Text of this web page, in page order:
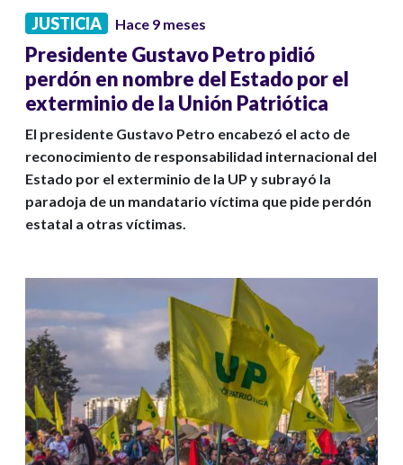
JUSTICIA Hace 9 meses
Presidente Gustavo Petro pidió
perdón en nombre del Estado por el
exterminio de la Unión Patriótica
El presidente Gustavo Petro encabezó el acto de
reconocimiento de responsabilidad internacional del
Estado por el exterminio de la UP y subrayó la
paradoja de un mandatario víctima que pide perdón
estatal a otras víctimas.